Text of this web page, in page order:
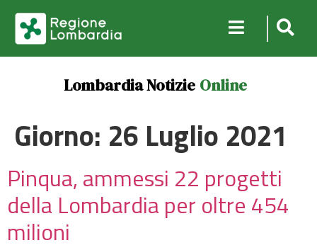
Lombardia Notizie Online
Giorno: 26 Luglio 2021
Pinqua, ammessi 22 progetti
della Lombardia per oltre 454
milioni